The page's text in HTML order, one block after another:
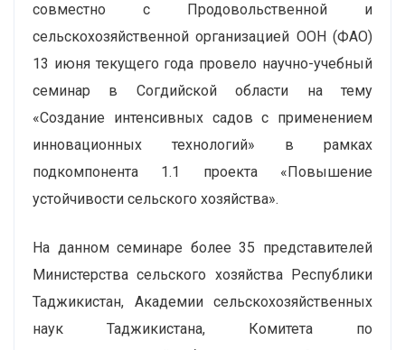
совместно с Продовольственной и
сельскохозяйственной организацией ООН (ФАО)
13 июня текущего года провело научно-учебный
семинар в Согдийской области на тему
«Создание интенсивных садов с применением
инновационных технологий» в рамках
подкомпонента 1.1 проекта «Повышение
устойчивости сельского хозяйства».
На данном семинаре более 35 представителей
Министерства сельского хозяйства Республики
Таджикистан, Академии сельскохозяйственных
наук Таджикистана, Комитета по